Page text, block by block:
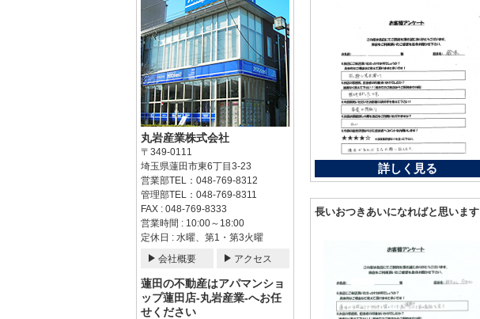
詳しく見る
長いおつきあいになればと思います
丸岩産業株式会社
〒349-0111
埼玉県蓮田市東6丁目3-23
営業部TEL：048-769-8312
管理部TEL：048-769-8311
FAX : 048-769-8333
営業時間 : 10:00～18:00
定休日 : 水曜、第1・第3火曜
会社概要
アクセス
蓮田の不動産はアパマンショ
ップ蓮田店-丸岩産業-へお任
せください